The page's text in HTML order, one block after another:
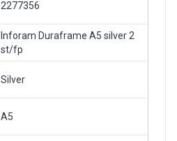
2277356
Inforam Duraframe A5 silver 2
st/fp
Silver
A5